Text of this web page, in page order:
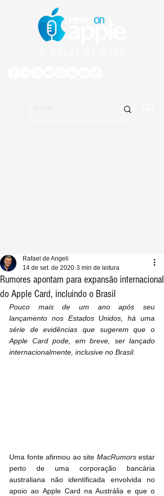
Rumores apontam para expansão internacional
do Apple Card, incluindo o Brasil
Rafael de Angeli
14 de set. de 2020 3 min de leitura
Pouco mais de um ano após seu
lançamento nos Estados Unidos, há uma
série de evidências que sugerem que o
Apple Card pode, em breve, ser lançado
internacionalmente, inclusive no Brasil.
Uma fonte afirmou ao site MacRumors estar
perto de uma corporação bancária
australiana não identificada envolvida no
apoio ao ‌‌Apple Card‌‌ na Austrália e que o